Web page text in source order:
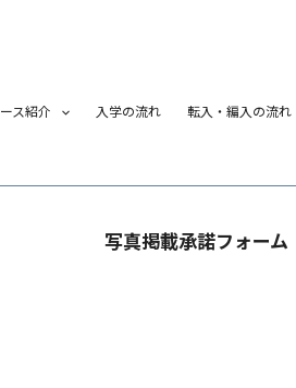
ス紹介 入学の流れ 転入・編入の流れ
写真掲載承諾フォーム